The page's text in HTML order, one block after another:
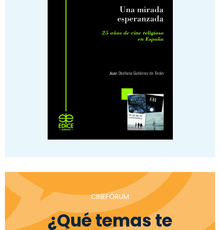
CINEFÓRUM
¿Qué temas te